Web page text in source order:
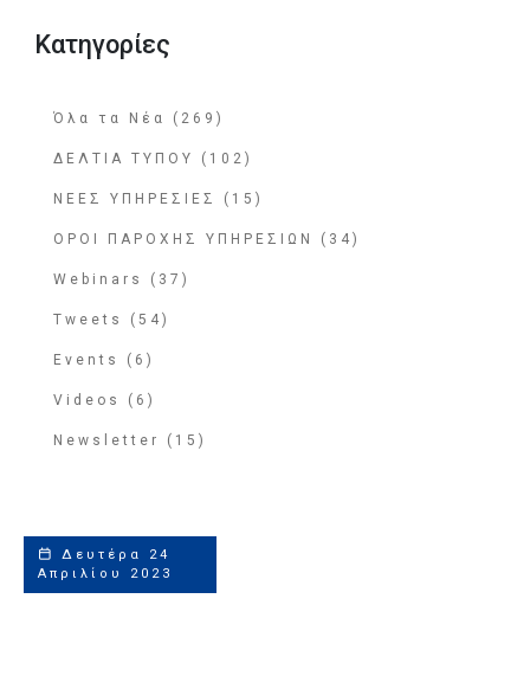
Κατηγορίες
Όλα τα Νέα (269)
ΔΕΛΤΙΑ ΤΥΠΟΥ (102)
ΝΕΕΣ ΥΠΗΡΕΣΙΕΣ (15)
ΟΡΟΙ ΠΑΡΟΧΗΣ ΥΠΗΡΕΣΙΩΝ (34)
Webinars (37)
Tweets (54)
Events (6)
Videos (6)
Newsletter (15)
Δευτέρα 24
Απριλίου 2023